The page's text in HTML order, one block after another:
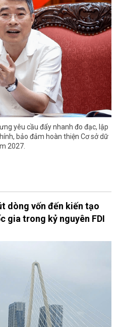
yêu cầu đẩy nhanh đo đạc, lập
bảo đảm hoàn thiện Cơ sở dữ
2027.
dòng vốn đến kiến tạo
gia trong kỷ nguyên FDI